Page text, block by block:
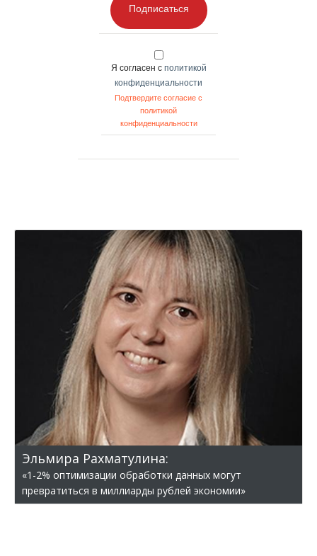
Подписаться
Я согласен с политикой
конфиденциальности
Подтвердите согласие с
политикой
конфиденциальности
Эльмира Рахматулина:
«1-2% оптимизации обработки данных могут
превратиться в миллиарды рублей экономии»